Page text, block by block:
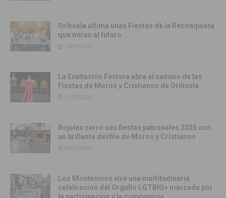
Orihuela ultima unas Fiestas de la Reconquista
que miran al futuro
14/07/2026
La Exaltación Festera abre el camino de las
Fiestas de Moros y Cristianos de Orihuela
12/07/2026
Rojales cerró sus fiestas patronales 2026 con
un brillante desfile de Moros y Cristianos
06/07/2026
Los Montesinos vive una multitudinaria
celebración del Orgullo LGTBIQ+ marcada por